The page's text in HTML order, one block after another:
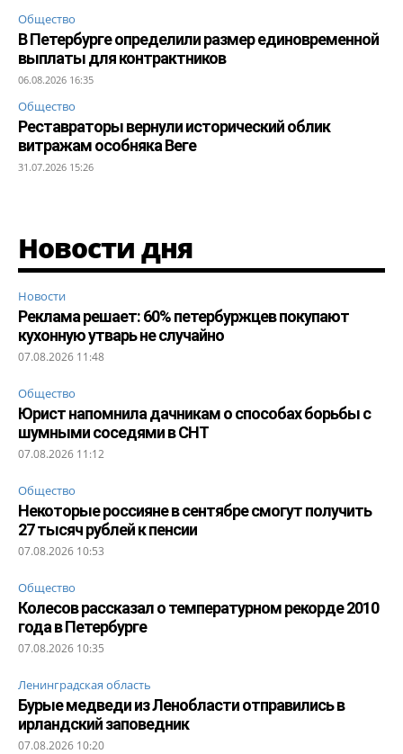
Общество
В Петербурге определили размер единовременной
выплаты для контрактников
06.08.2026 16:35
Общество
Реставраторы вернули исторический облик
витражам особняка Веге
31.07.2026 15:26
Новости дня
Новости
Реклама решает: 60% петербуржцев покупают
кухонную утварь не случайно
07.08.2026 11:48
Общество
Юрист напомнила дачникам о способах борьбы с
шумными соседями в СНТ
07.08.2026 11:12
Общество
Некоторые россияне в сентябре смогут получить
27 тысяч рублей к пенсии
07.08.2026 10:53
Общество
Колесов рассказал о температурном рекорде 2010
года в Петербурге
07.08.2026 10:35
Ленинградская область
Бурые медведи из Ленобласти отправились в
ирландский заповедник
07.08.2026 10:20